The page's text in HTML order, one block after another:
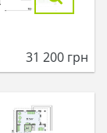
31 200 грн